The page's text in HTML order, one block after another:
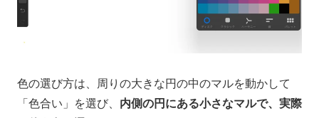
色の選び方は、周りの大きな円の中のマルを動かして
「色合い」を選び、 内側の円にある小さなマルで、実際